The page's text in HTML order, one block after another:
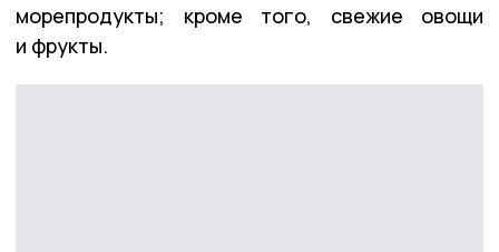
морепродукты; кроме того, свежие овощи
и фрукты.